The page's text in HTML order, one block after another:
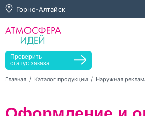
Горно-Алтайск
Проверить
статус заказа
Главная Каталог продукции Наружная
Заказать
Оставьте заявку, мы свяжемся с
Заказать
обработку персональных данных и